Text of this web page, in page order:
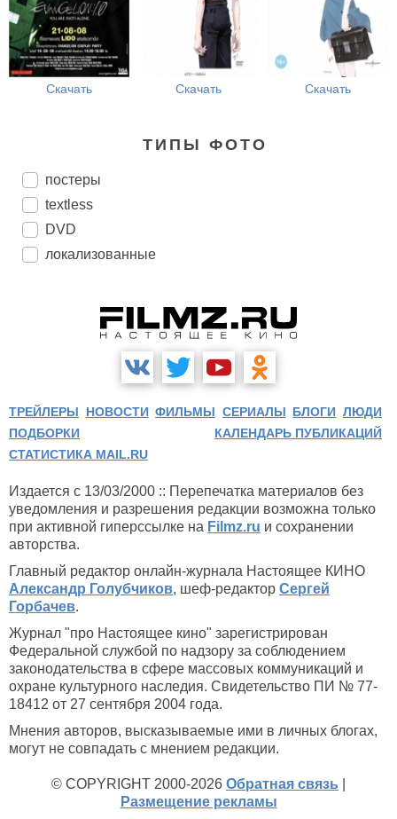
Скачать Скачать Скачать
ТИПЫ ФОТО
постеры
textless
DVD
локализованные
ТРЕЙЛЕРЫ НОВОСТИ ФИЛЬМЫ СЕРИАЛЫ БЛОГИ ЛЮДИ
ПОДБОРКИ
КАЛЕНДАРЬ ПУБЛИКАЦИЙ
СТАТИСТИКА MAIL.RU
Издается с 13/03/2000 :: Перепечатка материалов без
уведомления и разрешения редакции возможна только
при активной гиперссылке на Filmz.ru и сохранении
авторства.
Главный редактор онлайн-журнала Настоящее КИНО
Александр Голубчиков, шеф-редактор Сергей
Горбачев.
Журнал "про Настоящее кино" зарегистрирован
Федеральной службой по надзору за соблюдением
законодательства в сфере массовых коммуникаций и
охране культурного наследия. Свидетельство ПИ № 77-
18412 от 27 сентября 2004 года.
Мнения авторов, высказываемые ими в личных блогах,
могут не совпадать с мнением редакции.
© COPYRIGHT 2000-2026 Обратная связь
Размещение рекламы